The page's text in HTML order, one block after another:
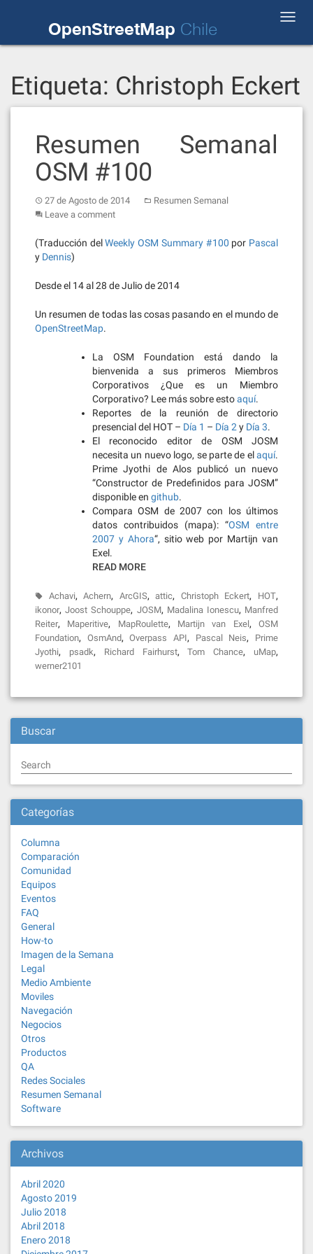
OpenStreetMap Chile
Etiqueta: Christoph Eckert
Resumen Semanal
OSM #100
27 de Agosto de 2014
Resumen Semanal
Leave a comment
(Traducción delWeekly OSM Summary #100 por Pascal
y Dennis)
Desde el 14 al 28 de Julio de 2014
Un resumen de todas las cosas pasando en el mundo de
OpenStreetMap.
La OSM Foundation está dando la
bienvenida a sus primeros Miembros
Corporativos ¿Que es un Miembro
Corporativo? Lee más sobre estoaquí.
Reportes de la reunión de directorio
presencial del HOT – Día 1 – Día 2 y Día 3.
El reconocido editor de OSM JOSM
necesita un nuevo logo, se parte de elaquí.
Prime Jyothi de Alos publicó un nuevo
“Constructor de Predefinidos para JOSM”
disponible en github.
Compara OSM de 2007 con los últimos
datos contribuidos (mapa): “OSM entre
2007 y Ahora“, sitio web por Martijn van
Exel.
READ MORE
Achavi,Achern, ArcGIS,attic, Christoph Eckert, HOT,
ikonor,Joost Schouppe, JOSM, Madalina Ionescu, Manfred
Reiter, Maperitive, MapRoulette, Martijn van Exel,OSM
Foundation, OsmAnd,Overpass API, Pascal Neis, Prime
Jyothi, psadk, Richard Fairhurst,Tom Chance, uMap,
werner2101
Buscar
Search
Categorías
Columna
Comparación
Comunidad
Equipos
Eventos
FAQ
General
How-to
Imagen de la Semana
Legal
Medio Ambiente
Moviles
Navegación
Negocios
Otros
Productos
QA
Redes Sociales
Resumen Semanal
Software
Archivos
Abril 2020
Agosto 2019
Julio 2018
Abril 2018
Enero 2018